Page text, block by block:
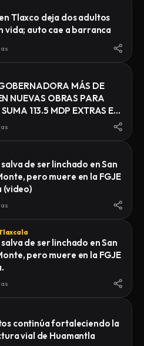
TRASLADADO POR
DE LA POLICÍA MUNICIPAL
DEL MONTE AL
CIENCIAS FORENSES
MÉDICO
Tlaxco deja dos adultos
vida; auto cae a barranca
MÁS DE
NUEVAS OBRAS PARA
113.5 MDP EXTRAS EN
de ser linchado en San
pero muere en la FGJE
(video)
de ser linchado en San
pero muere en la FGJE
continúa fortaleciendo la
vial de Huamantla